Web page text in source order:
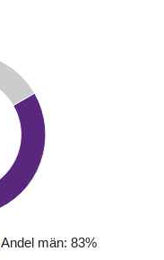
Andel män: 83%